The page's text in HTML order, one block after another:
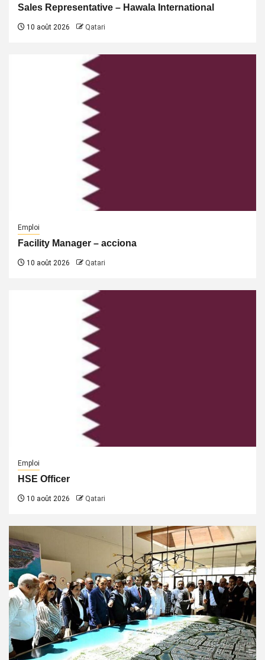
Sales Representative – Hawala International
10 août 2026 Qatari
Emploi
Facility Manager – acciona
10 août 2026 Qatari
Emploi
HSE Officer
10 août 2026 Qatari